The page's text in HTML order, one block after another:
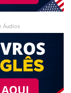
Áudios